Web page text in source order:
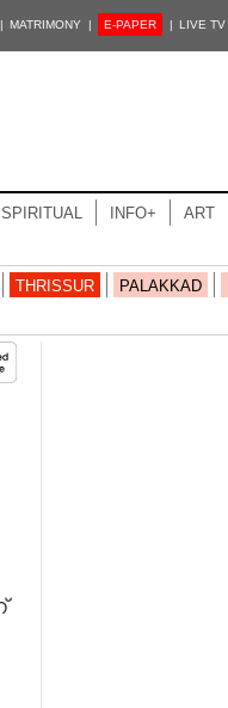
| MATRIMONY | E-PAPER | LIVE TV
SPIRITUAL INFO+ ART
THRISSUR PALAKKAD